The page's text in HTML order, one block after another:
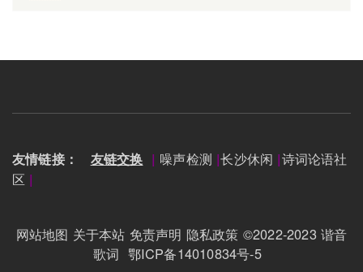
友情链接： 友链交换 | 噪声检测 |长沙休闲 |诗词论语社
区 |
网站地图 关于本站 免责声明 隐私政策 ©2022-2023 谐音
歌词 鄂ICP备14010834号-5